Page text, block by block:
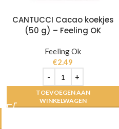
CANTUCCI Cacao koekjes
(50 g) – Feeling OK
Feeling Ok
€2.49
TOEVOEGEN AAN
WINKELWAGEN